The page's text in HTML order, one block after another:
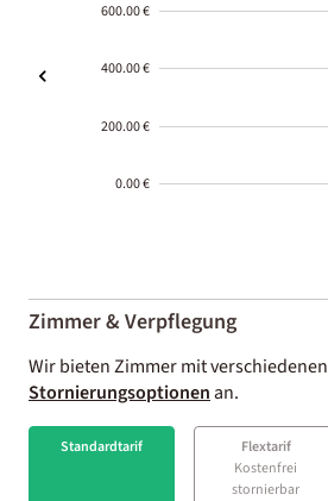
600.00 €
400.00 €
200.00 €
0.00 €
01-02
Zimmer & Verpflegung
Wir bieten Zimmer mit verschiedenen
Stornierungsoptionenan.
Standardtarif
Flextarif
Kostenfrei
stornierbar